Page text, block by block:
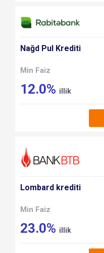
Nağd Pul Krediti
Min Faiz
12.0% illik
Lombard krediti
Min Faiz
23.0% illik